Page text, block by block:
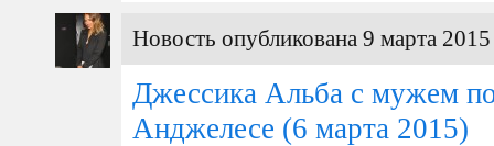
Новость опубликована 9 марта
Джессика Альба с мужем
Анджелесе (6 марта 2015)